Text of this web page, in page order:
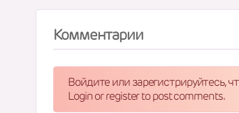
Комментарии
Войдите или зарегистрируйтесь,
Login or register to post comments.